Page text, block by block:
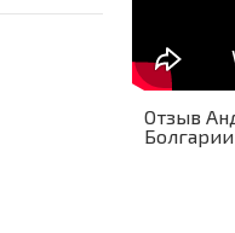
Отзыв
Болгарии